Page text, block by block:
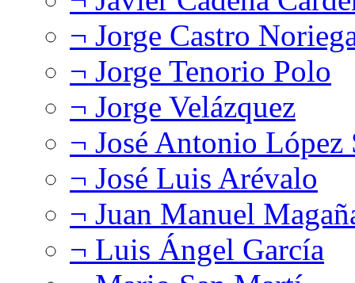
¬ Jorge Castro
¬ Jorge Tenorio Polo
¬ Jorge Velázquez
¬ José Antonio López
¬ José Luis Arévalo
¬ Juan Manuel
¬ Luis Ángel García